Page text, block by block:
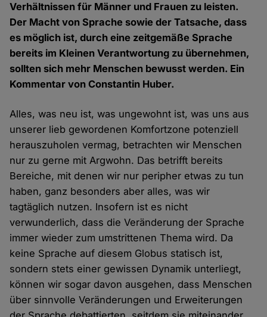
Verhältnissen für Männer und Frauen zu leisten.
Der Macht von Sprache sowie der Tatsache, dass
es möglich ist, durch eine zeitgemäße Sprache
bereits im Kleinen Verantwortung zu übernehmen,
sollten sich mehr Menschen bewusst werden. Ein
Kommentar von Constantin Huber.
Alles, was neu ist, was ungewohnt ist, was uns aus
unserer lieb gewordenen Komfortzone potenziell
herauszuholen vermag, betrachten wir Menschen
nur zu gerne mit Argwohn. Das betrifft bereits
Bereiche, mit denen wir nur peripher etwas zu tun
haben, ganz besonders aber alles, was wir
tagtäglich nutzen. Insofern ist es nicht
verwunderlich, dass die Veränderung der Sprache
immer wieder zum umstrittenen Thema wird. Da
keine Sprache auf diesem Globus statisch ist,
sondern stets einer gewissen Dynamik unterliegt,
können wir sogar davon ausgehen, dass Menschen
über sinnvolle Veränderungen und Erweiterungen